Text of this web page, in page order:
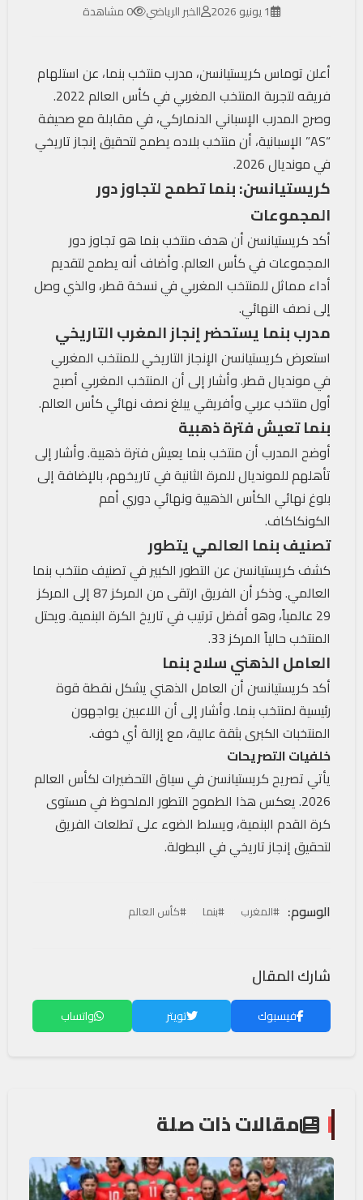
1 يونيو 2026 الخبر الرياضي 0 مشاهدة
أعلن توماس كريستيانسن، مدرب منتخب بنما، عن استلهام
فريقه لتجربة المنتخب المغربي في كأس العالم 2022.
وصرح المدرب الإسباني الدنماركي، في مقابلة مع صحيفة
“AS” الإسبانية، أن منتخب بلاده يطمح لتحقيق إنجاز تاريخي
في مونديال 2026.
كريستيانسن: بنما تطمح لتجاوز دور
المجموعات
أكد كريستيانسن أن هدف منتخب بنما هو تجاوز دور
المجموعات في كأس العالم. وأضاف أنه يطمح لتقديم
أداء مماثل للمنتخب المغربي في نسخة قطر، والذي وصل
إلى نصف النهائي.
مدرب بنما يستحضر إنجاز المغرب التاريخي
استعرض كريستيانسن الإنجاز التاريخي للمنتخب المغربي
في مونديال قطر. وأشار إلى أن المنتخب المغربي أصبح
أول منتخب عربي وأفريقي يبلغ نصف نهائي كأس العالم.
بنما تعيش فترة ذهبية
أوضح المدرب أن منتخب بنما يعيش فترة ذهبية. وأشار إلى
تأهلهم للمونديال للمرة الثانية في تاريخهم، بالإضافة إلى
بلوغ نهائي الكأس الذهبية ونهائي دوري أمم
الكونكاكاف.
تصنيف بنما العالمي يتطور
كشف كريستيانسن عن التطور الكبير في تصنيف منتخب بنما
العالمي. وذكر أن الفريق ارتقى من المركز 87 إلى المركز
29 عالمياً، وهو أفضل ترتيب في تاريخ الكرة البنمية. ويحتل
المنتخب حالياً المركز 33.
العامل الذهني سلاح بنما
أكد كريستيانسن أن العامل الذهني يشكل نقطة قوة
رئيسية لمنتخب بنما. وأشار إلى أن اللاعبين يواجهون
المنتخبات الكبرى بثقة عالية، مع إزالة أي خوف.
خلفيات التصريحات
يأتي تصريح كريستيانسن في سياق التحضيرات لكأس العالم
2026. يعكس هذا الطموح التطور الملحوظ في مستوى
كرة القدم البنمية، ويسلط الضوء على تطلعات الفريق
لتحقيق إنجاز تاريخي في البطولة.
الوسوم: #المغرب #بنما #كأس العالم
شارك المقال
فيسبوك تويتر واتساب
مقالات ذات صلة